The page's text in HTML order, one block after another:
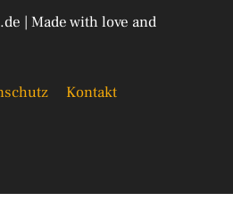
| Made with love and
Kontakt